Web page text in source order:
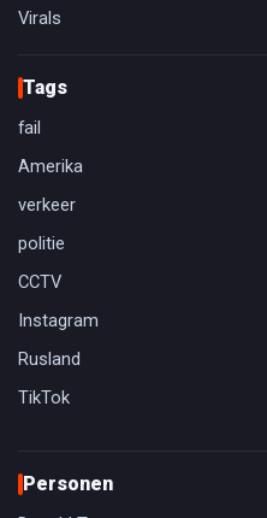
Virals
Tags
fail
Amerika
verkeer
politie
CCTV
Instagram
Rusland
TikTok
Personen